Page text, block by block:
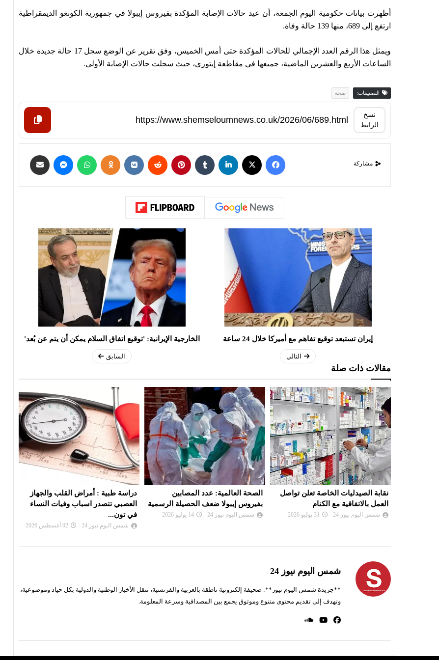
أظهرت بيانات حكومية ‌اليوم ‌الجمعة، أن عيد ‌حالات الإصابة ⁠المؤكدة بفيروس إيبولا في جمهورية ⁠الكونغو الديمقراطية
ارتفع إلى ⁠689، منها 139 حالة وفاة.
ويمثل هذا الرقم العدد الإجمالي للحالات ‌المؤكدة حتى أمس الخميس، وفق ⁠تقرير ‌عن الوضع سجل 17 حالة جديدة خلال
الساعات الأربع والعشرين ‌الماضية، ⁠جميعها في مقاطعة إيتوري، ‌حيث سجلت حالات الإصابة ‌الأولى.
التصنيفات: صحة
نسخ
الرابط
مشاركة
إيران تستبعد توقيع تفاهم مع أميركا خلال 24 ساعة
التالي
الخارجية الإيرانية: 'توقيع اتفاق السلام يمكن أن يتم عن بُعد'
السابق
مقالات ذات صلة
الصحة العالمية: عدد المصابين
بفيروس إيبولا ضعف الحصيلة الرسمية
شمس اليوم نيوز 24 14 يوليو 2026
دراسة طبية : أمراض القلب والجهاز
العصبي تتصدر اسباب وفيات النساء
في تون...
نقابة الصيدليات الخاصة تعلن تواصل
العمل بالاتفاقية مع الكنام
شمس اليوم نيوز 24
شمس اليوم نيوز 24
**جريدة شمس اليوم نيوز**: صحيفة إلكترونية ناطقة بالعربية والفرنسية، تنقل الأخبار الوطنية والدولية بكل حياد وموضوعية،
وتهدف إلى تقديم محتوى متنوع وموثوق يجمع بين المصداقية وسرعة المعلومة.